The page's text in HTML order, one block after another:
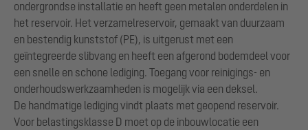
ondergrondse installatie en heeft geen metalen onderdelen in
het reservoir. Het verzamelreservoir, gemaakt van duurzaam
en bestendig kunststof (PE), is uitgerust met een
geïntegreerde slibvang en heeft een afgerond bodemdeel voor
een snelle en schone lediging. Toegang voor reinigings- en
onderhoudswerkzaamheden is mogelijk via een deksel.
De handmatige lediging vindt plaats met geopend reservoir.
Voor belastingsklasse D moet op de inbouwlocatie een